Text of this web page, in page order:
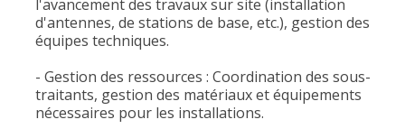
l'avancement des travaux sur site (installation
d'antennes, de stations de base, etc.), gestion des
équipes techniques.
- Gestion des ressources : Coordination des sous-
traitants, gestion des matériaux et équipements
nécessaires pour les installations.